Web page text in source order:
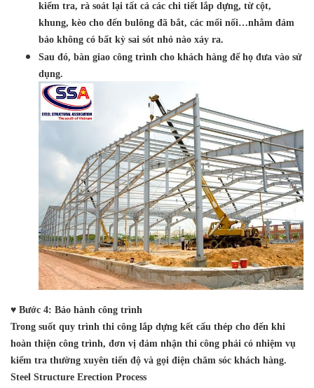
kiểm tra, rà soát lại tất cả các chi tiết lắp dựng, từ cột,
khung, kèo cho đến bulông đã bắt, các mối nối…nhằm đảm
bảo không có bất kỳ sai sót nhỏ nào xảy ra.
Sau đó, bàn giao công trình cho khách hàng để họ đưa vào sử
dụng.
♥ Bước 4: Bảo hành công trình
Trong suốt quy trình thi công lắp dựng kết cấu thép cho đến khi
hoàn thiện công trình, đơn vị đảm nhận thi công phải có nhiệm vụ
kiểm tra thường xuyên tiến độ và gọi điện chăm sóc khách hàng.
Steel Structure Erection Process